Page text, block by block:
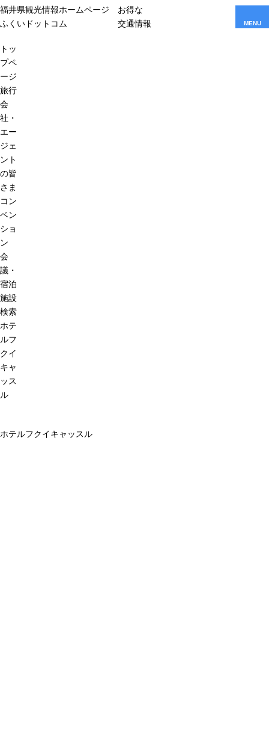
福井県観光情報ホームページ
ふくいドットコム
お得な
交通情報
MENU
トッ
プペ
ージ
旅行
会
社・
エー
ジェ
ント
の皆
さま
コン
ベン
ショ
ン
会
議・
宿泊
施設
検索
ホテ
ルフ
クイ
キャ
ッス
ル
ホテルフクイキャッスル